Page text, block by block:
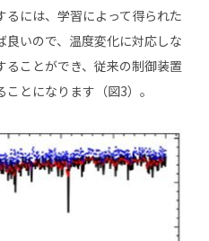
には、学習によって得られた
いので、温度変化に対応しな
ことができ、従来の制御装置
とになります（図3）。